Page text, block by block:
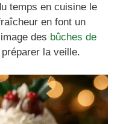
temps en cuisine le
en font un
des bûches de
préparer la veille.